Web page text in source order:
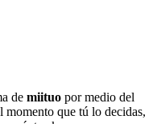
de miituo por medio del
momento que tú lo decidas,